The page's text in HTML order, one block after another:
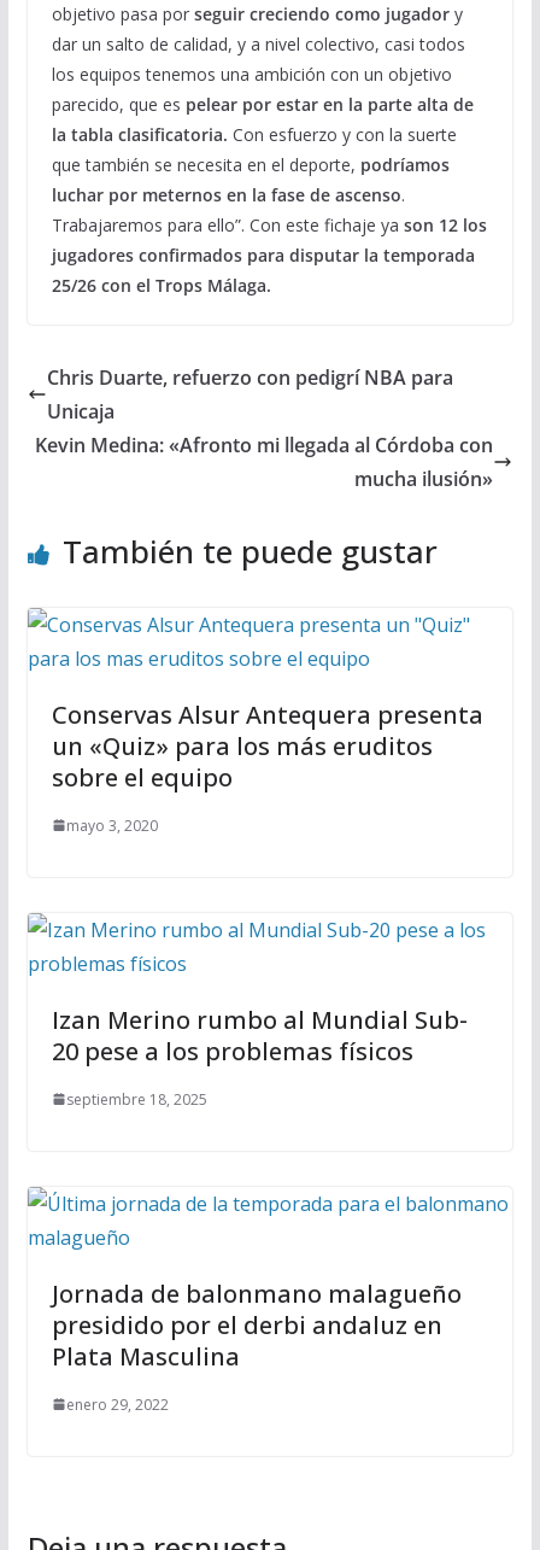
objetivo pasa por seguir creciendo como jugadory
dar un salto de calidad, y a nivel colectivo, casi todos
los equipos tenemos una ambición con un objetivo
parecido, que es pelear por estar en la parte alta de
la tabla clasificatoria. Con esfuerzo y con la suerte
que también se necesita en el deporte, podríamos
luchar por meternos en la fase de ascenso.
Trabajaremos para ello”. Con este fichaje ya son 12 los
jugadores confirmados para disputar la temporada
25/26 con el Trops Málaga.
Chris Duarte, refuerzo con pedigrí NBA para
Unicaja
Kevin Medina: «Afronto mi llegada al Córdoba con
mucha ilusión»
También te puede gustar
Conservas Alsur Antequera presenta
un «Quiz» para los más eruditos
sobre el equipo
mayo 3, 2020
Izan Merino rumbo al Mundial Sub-
20 pese a los problemas físicos
septiembre 18, 2025
Jornada de balonmano malagueño
presidido por el derbi andaluz en
Plata Masculina
enero 29, 2022